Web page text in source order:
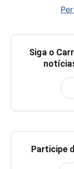
Siga o
Participe